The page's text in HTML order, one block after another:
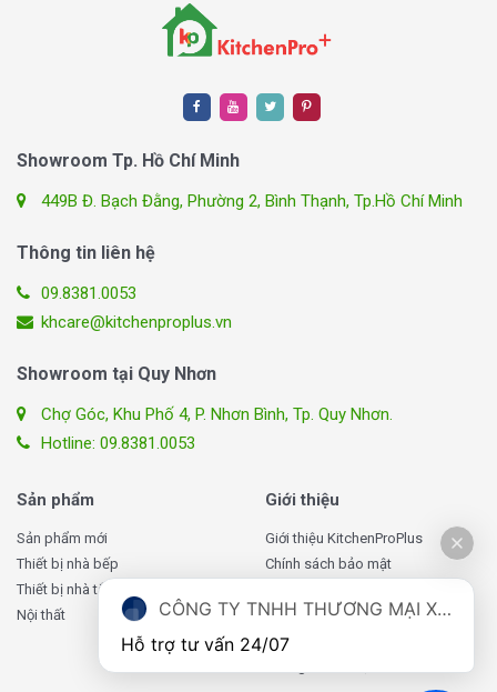
bộ bàn ghế
Mỗi sản phẩm là sự kết hợp hài hòa giữa tính năng và thẩm
mỹ, đảm bảo không chỉ làm hài lòng mắt nhìn mà còn thoải
Các chất liệu bộ bàn ghế thường sử
dụng?
1. Bộ Bàn Ghế Gỗ Tự Nhiên (Sồi, Xoan, Thông):
Ưu điểm:
Mang đến sự ấm cúng, tự nhiên và độ bền cao,
gỗ tự nhiên như sồi, xoan, thông là lựa chọn lý tưởng cho
không gian sống truyền thống và sang trọng.
Nhược điểm:Đòi hỏi một khoản đầu tư lớn hơn và cần
bảo dưỡng định kỳ để duy trì vẻ đẹp.
Showroom Tp. Hồ Chí Minh
449B Đ. Bạch Đằng, Phường 2, Bình Thạnh, Tp.Hồ Chí Minh
Thông tin liên hệ
09.8381.0053
khcare@kitchenproplus.vn
Showroom tại Quy Nhơn
Chợ Góc, Khu Phố 4, P. Nhơn Bình, Tp. Quy Nhơn.
Hotline: 09.8381.0053
Sản phẩm
Sản phẩm mới
Thiết bị nhà bếp
Thiết bị nhà tắm
Nội thất
Giới thiệu
Giới thiệu KitchenProPlus
Chính sách bảo mật
Chính sách đổi, trả hàng
Chính sách bảo hành
CÔNG TY TNHH THƯƠNG MẠI XUẤT NHẬP KHẨU TOMATE VIỆT NAM
Hỗ trợ tư vấn 24/07